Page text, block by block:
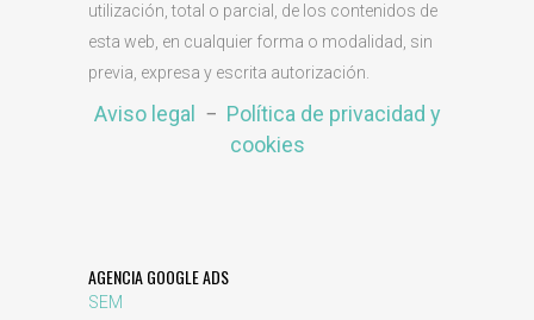
utilización, total o parcial, de los contenidos de
esta web, en cualquier forma o modalidad, sin
previa, expresa y escrita autorización.
Aviso legal − Política de privacidad y
cookies
AGENCIA GOOGLE ADS
SEM